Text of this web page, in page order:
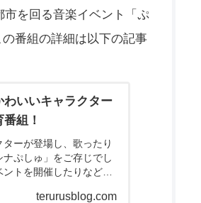
市を回る音楽イベント「ぷ
番組の詳細は以下の記事
わいいキャラクター
組！
ーが登場し、歌ったり
ぷしゅ」をご存じでし
トを開催したりなど、
terurusblog.com